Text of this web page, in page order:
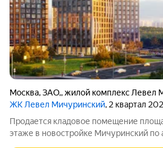
Москва,ЗАО,,жилой комплекс Левел
ЖК Левел Мичуринский, 2 квартал
Продается кладовое помещение
этаже в новостройке Мичуринский по